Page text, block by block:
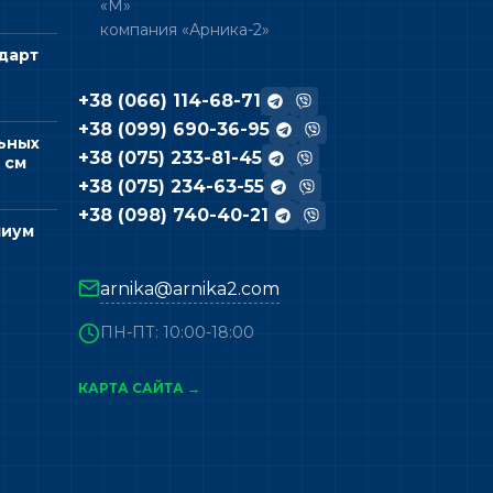
см
«М»
компания «Арника-2»
+38 (066) 114-68-71
+38 (099) 690-36-95
+38 (075) 233-81-45
+38 (075) 234-63-55
+38 (098) 740-40-21
arnika@arnika2.com
ПН-ПТ: 10:00-18:00
КАРТА САЙТА →